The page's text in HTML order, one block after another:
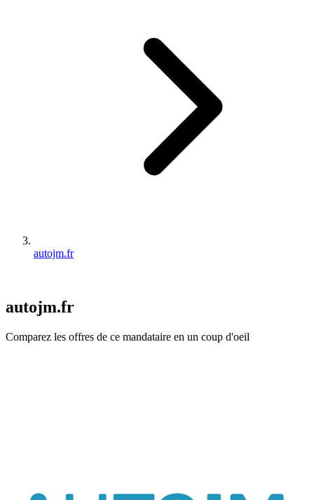
autojm.fr
autojm.fr
Comparez les offres de ce mandataire en un coup d'oeil